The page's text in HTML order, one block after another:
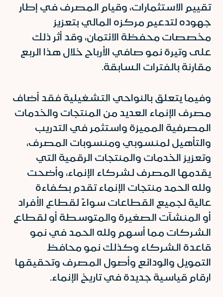
تقييم الاستثمارات، وقيام المصرف في إطار
جهوده لتدعيم مركزه المالي بتعزيز
مخصصات محفظة الائتمان، وقد أثر ذلك
على وتيرة نمو صافي الأرباح خلال هذا الربع
مقارنة بالفترات السابقة.
وفيما يتعلق بالنواحي التشغيلية فقد أضاف
مصرف الإنماء العديد من المنتجات والخدمات
المصرفية المميزة واستثمر في التدريب
والتأهيل لمنسوبي ومنسوبات المصرف،
وتعزيز الخدمات والمنتجات الرقمية التي
يقدمها المصرف لشركاء الإنماء، وأضحت
ولله الحمد منتجات الإنماء تقدم بكفاءة
عالية لجميع القطاعات سواءً لقطاع الأفراد
أو المنشآت الصغيرة والمتوسطة أو لقطاع
الشركات مما أسهم ولله الحمد في نمو
قاعدة الشركاء وكذلك نمو محافظ
التمويل والودائع وأصول المصرف وتحقيقها
ارقام قياسية جديدة في تاريخ الإنماء.